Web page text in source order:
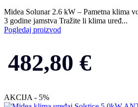
Midea Solunar 2.6 kW – Pametna klima
3 godine jamstva Tražite li klima uređ...
Pogledaj proizvod
482,80 €
AKCIJA - 5%